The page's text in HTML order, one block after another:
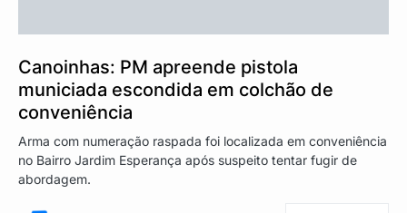
Canoinhas: PM apreende pistola
municiada escondida em colchão de
conveniência
Arma com numeração raspada foi localizada em conveniência
no Bairro Jardim Esperança após suspeito tentar fugir de
abordagem.